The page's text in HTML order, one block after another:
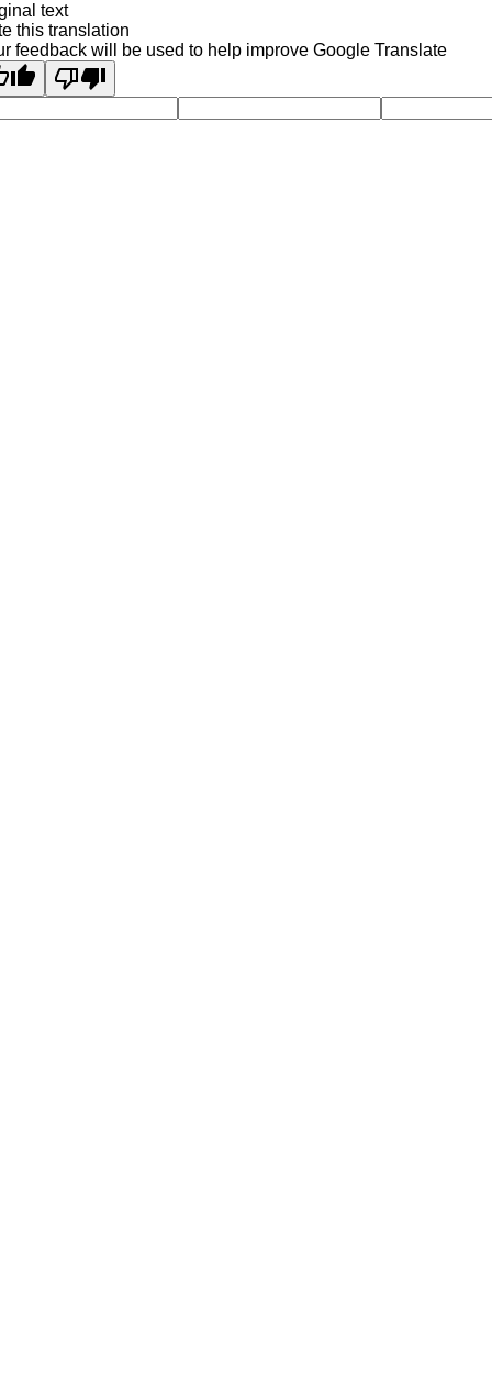
text
this translation
feedback will be used to help improve Google Translate